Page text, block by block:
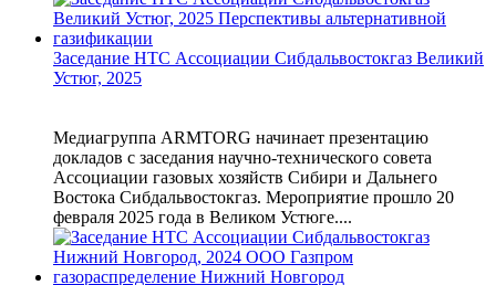
Заседание НТС Ассоциации Сибдальвостокгаз Великий
Устюг, 2025
Медиагруппа ARMTORG начинает презентацию
докладов с заседания научно-технического совета
Ассоциации газовых хозяйств Сибири и Дальнего
Востока Сибдальвостокгаз. Мероприятие прошло 20
февраля 2025 года в Великом Устюге....